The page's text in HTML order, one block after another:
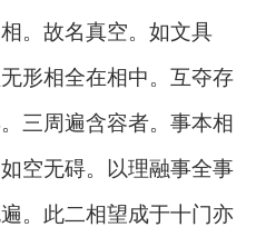
。故名真空。如文具
形相全在相中。互夺存
三周遍含容者。事本相
空无碍。以理融事全事
。此二相望成于十门亦